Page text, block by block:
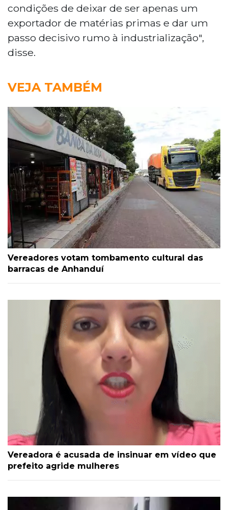
condições de deixar de ser apenas um
exportador de matérias primas e dar um
passo decisivo rumo à industrialização",
disse.
VEJA TAMBÉM
Vereadores votam tombamento cultural das
barracas de Anhanduí
Vereadora é acusada de insinuar em vídeo que
prefeito agride mulheres